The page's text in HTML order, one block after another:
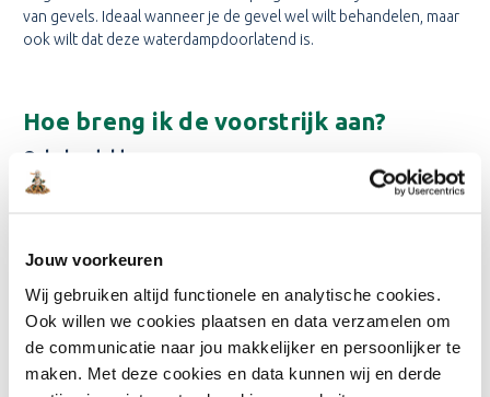
Jouw voorkeuren
Wij gebruiken altijd functionele en analytische cookies.
Ook willen we cookies plaatsen en data verzamelen om
de communicatie naar jou makkelijker en persoonlijker te
maken. Met deze cookies en data kunnen wij en derde
van gevels. Ideaal wanneer je de gevel wel wilt behandelen, maar
ook wilt dat deze waterdampdoorlatend is.
Hoe breng ik de voorstrijk aan?
Onbehandelde muur
Stap 1: Vuil, vet, schimmels en slechte verflagen verwijderen
Stap 5: Afwerken met twee lagen muurverf
Waarmee breng ik de Sikkens Alpha